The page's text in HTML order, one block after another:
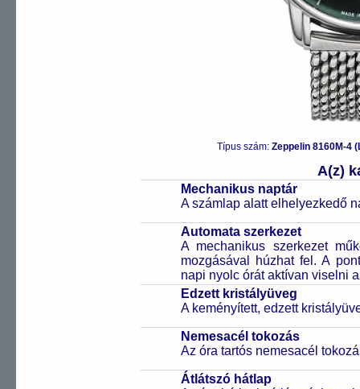
Típus szám: Zeppelin 8160M-4
A(z)
Mechanikus naptár
A számlap alatt elhelyezkedő
Automata szerkezet
A mechanikus szerkezet
mozgásával húzhat fel. A
napi nyolc órát aktívan viselni
Edzett kristályüveg
A keményített, edzett
Nemesacél tokozás
Az óra tartós nemesacél
Átlátszó hátlap